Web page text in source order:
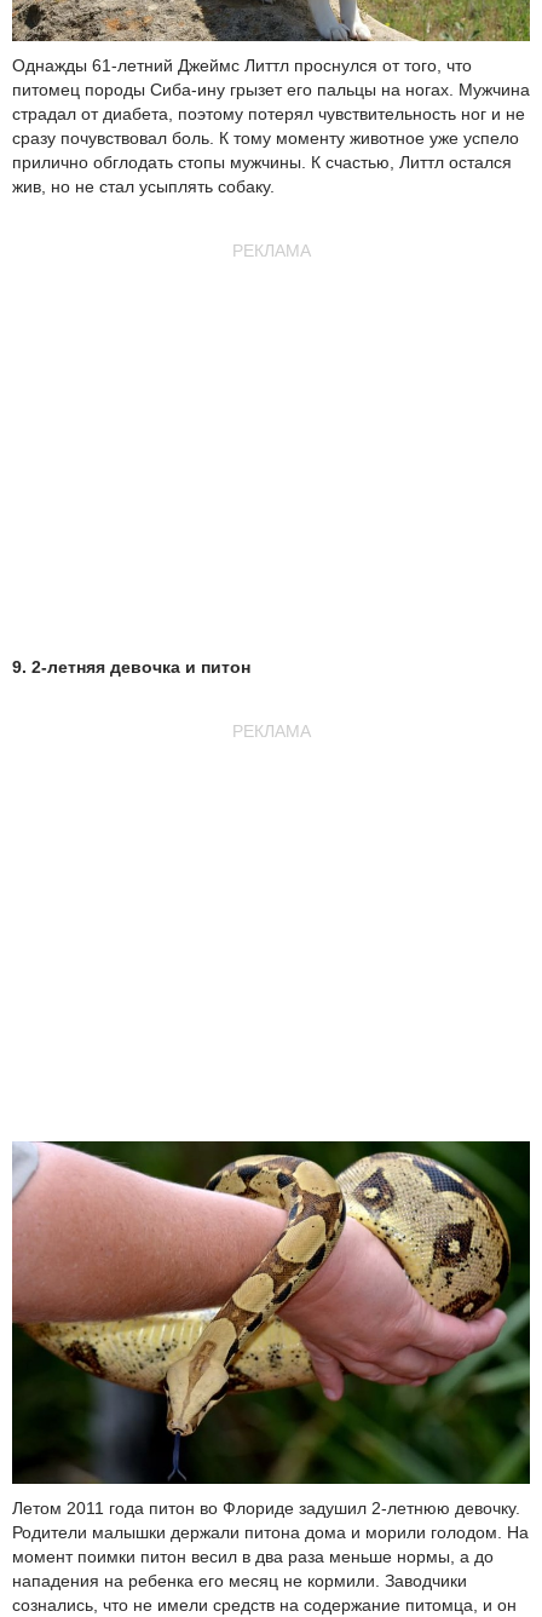
Однажды 61-летний Джеймс Литтл проснулся от того, что
питомец породы Сиба-ину грызет его пальцы на ногах. Мужчина
страдал от диабета, поэтому потерял чувствительность ног и не
сразу почувствовал боль. К тому моменту животное уже успело
прилично обглодать стопы мужчины. К счастью, Литтл остался
жив, но не стал усыплять собаку.
РЕКЛАМА
9. 2-летняя девочка и питон
РЕКЛАМА
Летом 2011 года питон во Флориде задушил 2-летнюю девочку.
Родители малышки держали питона дома и морили голодом. На
момент поимки питон весил в два раза меньше нормы, а до
нападения на ребенка его месяц не кормили. Заводчики
сознались, что не имели средств на содержание питомца, и он